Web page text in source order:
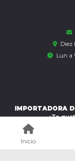
Diez
Lun a
IMPORTADORA
¿Te
Inicio